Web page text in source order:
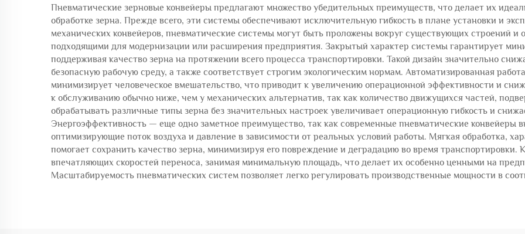
Пневматические зерновые конвейеры предлагают множество убедительных преимуществ, что делает их
обработке зерна. Прежде всего, эти системы обеспечивают исключительную гибкость в плане установки и
механических конвейеров, пневматические системы могут быть проложены вокруг существующих строений и
подходящими для модернизации или расширения предприятия. Закрытый характер системы гарантирует
поддерживая качество зерна на протяжении всего процесса транспортировки. Такой дизайн значительно
безопасную рабочую среду, а также соответствует строгим экологическим нормам. Автоматизированная
минимизирует человеческое вмешательство, что приводит к увеличению операционной эффективности и
к обслуживанию обычно ниже, чем у механических альтернатив, так как количество движущихся частей,
обрабатывать различные типы зерна без значительных настроек увеличивает операционную гибкость и
Энергоэффективность — еще одно заметное преимущество, так как современные пневматические конвейеры
оптимизирующие поток воздуха и давление в зависимости от реальных условий работы. Мягкая обработка,
помогает сохранить качество зерна, минимизируя его повреждение и деградацию во время транспортировки.
впечатляющих скоростей переноса, занимая минимальную площадь, что делает их особенно ценными на
Масштабируемость пневматических систем позволяет легко регулировать производственные мощности в